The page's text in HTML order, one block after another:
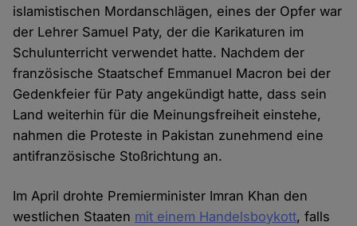
islamistischen Mordanschlägen, eines der Opfer war
der Lehrer Samuel Paty, der die Karikaturen im
Schulunterricht verwendet hatte. Nachdem der
französische Staatschef Emmanuel Macron bei der
Gedenkfeier für Paty angekündigt hatte, dass sein
Land weiterhin für die Meinungsfreiheit einstehe,
nahmen die Proteste in Pakistan zunehmend eine
antifranzösische Stoßrichtung an.
Im April drohte Premierminister Imran Khan den
westlichen Staaten mit einem Handelsboykott, falls